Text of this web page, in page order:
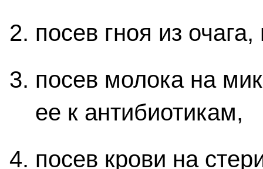
посев гноя из
посев молока на
ее к антибиотикам,
посев крови на